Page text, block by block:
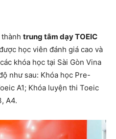
trung tâm dạy TOEIC
học viên đánh giá cao và
khóa học tại Sài Gòn Vina
như sau: Khóa học Pre-
A1; Khóa luyện thi Toeic
A4.